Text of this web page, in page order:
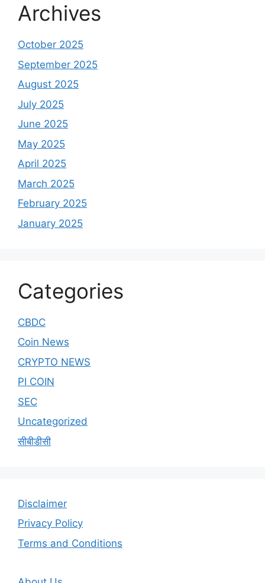
Archives
October 2025
September 2025
August 2025
July 2025
June 2025
May 2025
April 2025
March 2025
February 2025
January 2025
Categories
CBDC
Coin News
CRYPTO NEWS
PI COIN
SEC
Uncategorized
सीबीडीसी
Disclaimer
Privacy Policy
Terms and Conditions